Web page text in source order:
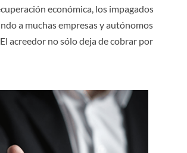
económica, los impagados
a muchas empresas y autónomos
acreedor no sólo deja de cobrar por